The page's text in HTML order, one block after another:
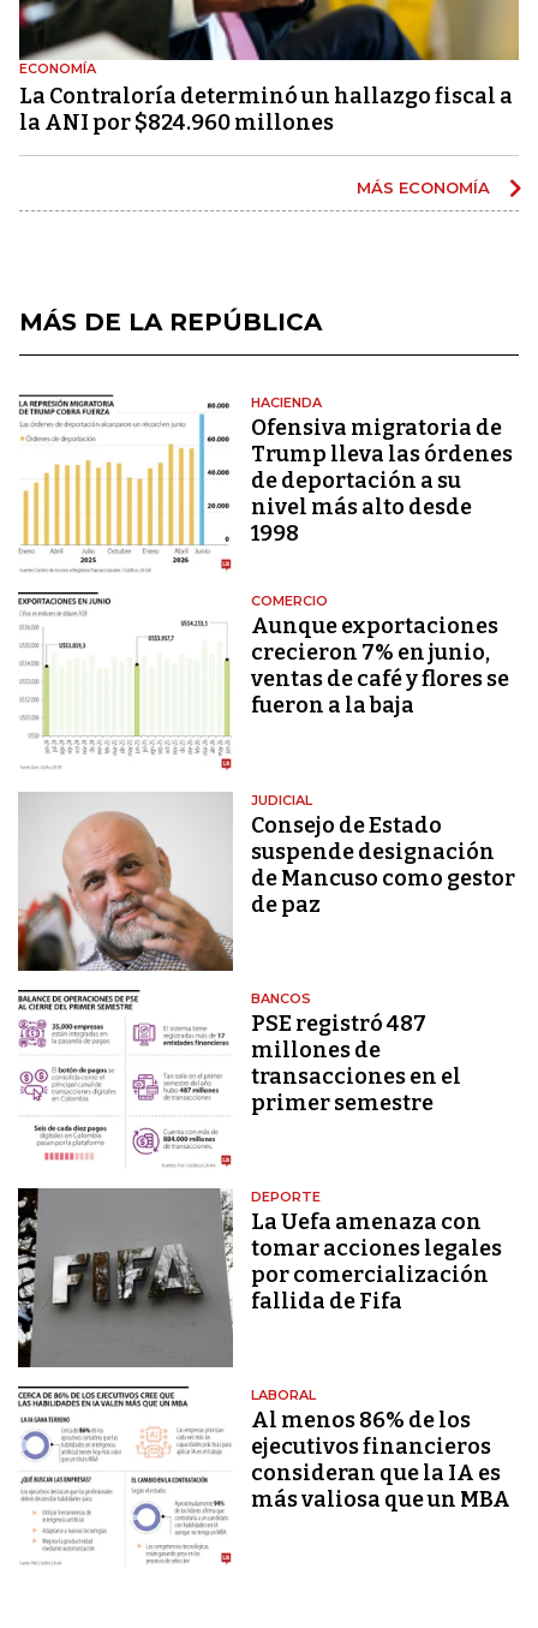
ECONOMÍA
La Contraloría determinó un hallazgo fiscal a
la ANI por $824.960 millones
MÁS ECONOMÍA
MÁS DE LA REPÚBLICA
HACIENDA
Ofensiva migratoria de
Trump lleva las órdenes
de deportación a su
nivel más alto desde
1998
COMERCIO
Aunque exportaciones
crecieron 7% en junio,
ventas de café y flores se
fueron a la baja
JUDICIAL
Consejo de Estado
suspende designación
de Mancuso como gestor
de paz
BANCOS
PSE registró 487
millones de
transacciones en el
primer semestre
DEPORTE
La Uefa amenaza con
tomar acciones legales
por comercialización
fallida de Fifa
LABORAL
Al menos 86% de los
ejecutivos financieros
consideran que la IA es
más valiosa que un MBA